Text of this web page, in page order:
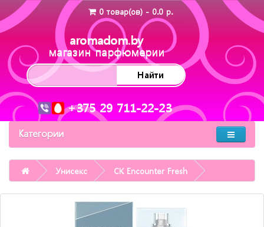
0 товар(ов) - 0.0 р.
aromadom.by
магазин парфюмерии
Найти
+375 29 711-22-23
Категории
Унисекс CK Encounter Fresh